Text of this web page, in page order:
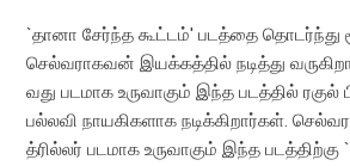
`தானா சேர்ந்த கூட்டம்' படத்தை தொடர்ந்து
செல்வராகவன் இயக்கத்தில் நடித்து
வது படமாக உருவாகும் இந்த படத்தில் ரகுல்
பல்லவி நாயகிகளாக நடிக்கிறார்கள்.
த்ரில்லர் படமாக உருவாகும் இந்த